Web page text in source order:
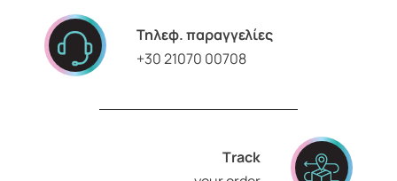
Τηλεφ. παραγγελίες
+30 21070 00708
Τrack